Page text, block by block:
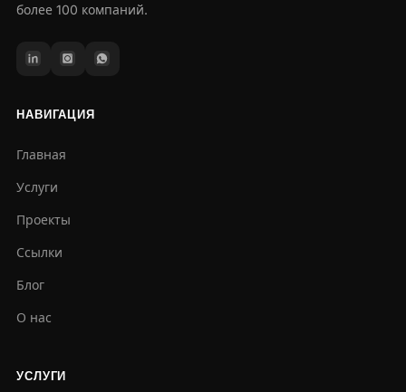
более 100 компаний.
НАВИГАЦИЯ
Главная
Услуги
Проекты
Ссылки
Блог
О нас
УСЛУГИ